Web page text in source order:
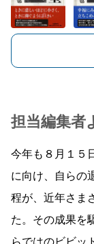
担当編集者
今年も８月１５
に向け、自らの
程が、近年さま
た。その成果を
らではのビビッ